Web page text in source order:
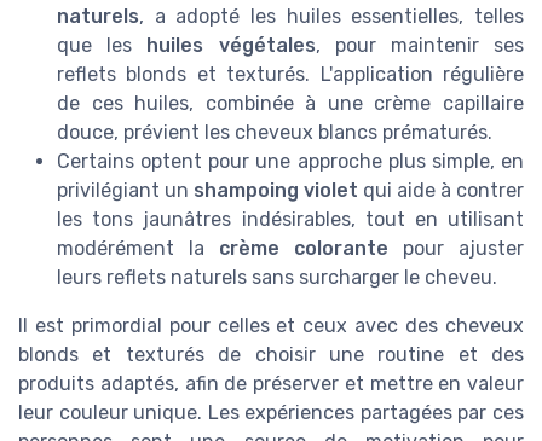
naturels, a adopté les huiles essentielles, telles
que les huiles végétales, pour maintenir ses
reflets blonds et texturés. L'application régulière
de ces huiles, combinée à une crème capillaire
douce, prévient les cheveux blancs prématurés.
Certains optent pour une approche plus simple, en
privilégiant un shampoing violet qui aide à contrer
les tons jaunâtres indésirables, tout en utilisant
modérément la crème colorante pour ajuster
leurs reflets naturels sans surcharger le cheveu.
Il est primordial pour celles et ceux avec des cheveux
blonds et texturés de choisir une routine et des
produits adaptés, afin de préserver et mettre en valeur
leur couleur unique. Les expériences partagées par ces